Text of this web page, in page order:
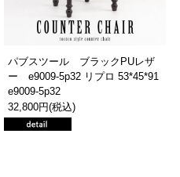
パブスツール ブラックPUレザ
ー e9009-5p32 リプロ 53*45*91
e9009-5p32
32,800円(税込)